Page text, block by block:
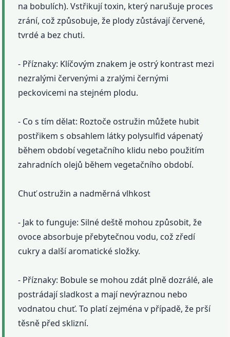
na bobulích). Vstřikují toxin, který narušuje proces
zrání, což způsobuje, že plody zůstávají červené,
tvrdé a bez chuti.
- Příznaky: Klíčovým znakem je ostrý kontrast mezi
nezralými červenými a zralými černými
peckovicemi na stejném plodu.
- Co s tím dělat: Roztoče ostružin můžete hubit
postřikem s obsahlem látky polysulfid vápenatý
během období vegetačního klidu nebo použitím
zahradních olejů během vegetačního období.
Chuť ostružin a nadměrná vlhkost
- Jak to funguje: Silné deště mohou způsobit, že
ovoce absorbuje přebytečnou vodu, což zředí
cukry a další aromatické složky.
- Příznaky: Bobule se mohou zdát plně dozrálé, ale
postrádají sladkost a mají nevýraznou nebo
vodnatou chuť. To platí zejména v případě, že prší
těsně před sklizní.